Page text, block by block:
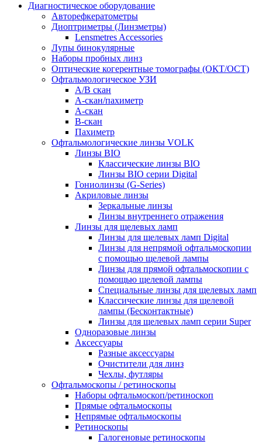
Диагностическое оборудование
Авторефкератометры
Диоптриметры (Линзметры)
Lensmetres Accessories
Лупы бинокулярные
Наборы пробных линз
Оптические когерентные томографы (ОКТ/ОСТ)
Офтальмологическое УЗИ
A/B скан
A-скан/пахиметр
A-скан
B-скан
Пахиметр
Офтальмологические линзы VOLK
Линзы BIO
Классические линзы BIO
Линзы BIO серии Digital
Гониолинзы (G-Series)
Акриловые линзы
Зеркальные линзы
Линзы внутреннего отражения
Линзы для щелевых ламп
Линзы для щелевых ламп Digital
Линзы для непрямой офтальмоскопии
с помощью щелевой лампы
Линзы для прямой офтальмоскопии с
помощью щелевой лампы
Специальные линзы для щелевых ламп
Классические линзы для щелевой
лампы (Бесконтактные)
Линзы для щелевых ламп серии Super
Одноразовые линзы
Аксессуары
Разные аксессуары
Очистители для линз
Чехлы, футляры
Офтальмоскопы / ретиноскопы
Наборы офтальмоскоп/ретиноскоп
Прямые офтальмоскопы
Непрямые офтальмоскопы
Ретиноскопы
Галогеновые ретиноскопы